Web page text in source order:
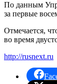
По данным
за первые
Отмечается,
во время
http://rusnext.ru